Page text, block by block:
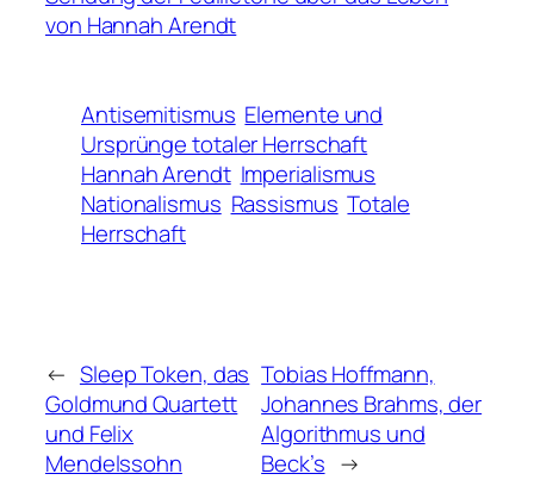
von Hannah Arendt
Antisemitismus Elemente und
Ursprünge totaler Herrschaft
Hannah Arendt Imperialismus
Nationalismus Rassismus Totale
Herrschaft
← Sleep Token, das
Goldmund Quartett
und Felix
Mendelssohn
Tobias Hoffmann,
Johannes Brahms, der
Algorithmus und
Beck’s →